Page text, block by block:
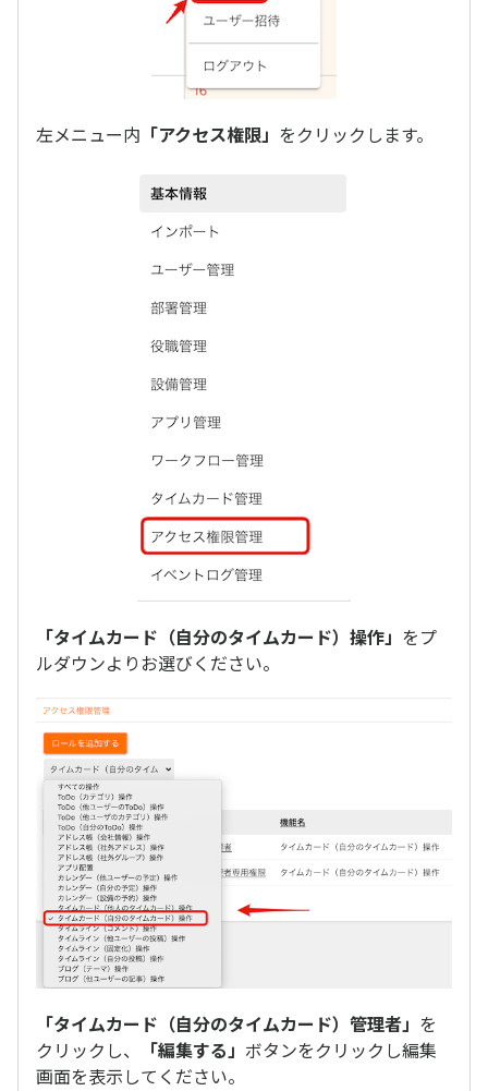
左メニュー内 「アクセス権限」 をクリックします。
「タイムカード（自分のタイムカード）操作」 をプ
ルダウンよりお選びください。
「タイムカード（自分のタイムカード）管理者」 を
クリックし、
「編集する」 ボタンをクリックし編集
画面を表示してください。